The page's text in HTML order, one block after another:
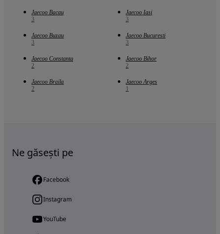
Jaecoo Bacau
3
Jaecoo Iasi
3
Jaecoo Buzau
3
Jaecoo Bucuresti
3
Jaecoo Constanta
2
Jaecoo Bihor
2
Jaecoo Braila
2
Jaecoo Arges
1
Ne găsești pe
Facebook
Instagram
YouTube